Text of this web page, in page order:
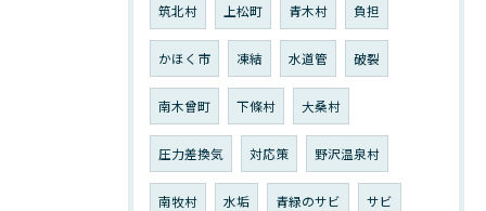
筑北村 上松町 青木村 負担
かほく市 凍結 水道管 破裂
南木曾町 下條村 大桑村
圧力差換気 対応策 野沢温泉村
南牧村 水垢 青緑のサビ サビ